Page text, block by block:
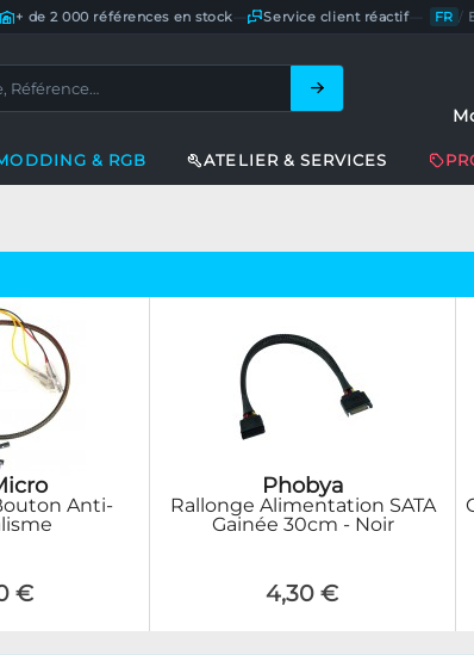
+ de 2 000 références en stock Service client réactif— FR /
& RGB ATELIER & SERVICES
Anti-
€
Phobya
Rallonge Alimentation SATA
Gainée 30cm - Noir
4,30 €